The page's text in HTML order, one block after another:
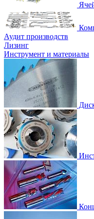
Аудит производств
Лизинг
Инструмент и материалы